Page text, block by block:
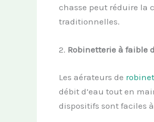
chasse peut réduire la
traditionnelles.
2. Robinetterie à faible d
Les aérateurs de
débit d’eau tout en
dispositifs sont faciles